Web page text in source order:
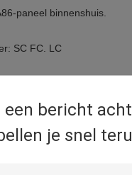
een bericht
je snel
paneel binnenshuis.
SC FC. LC
val in de